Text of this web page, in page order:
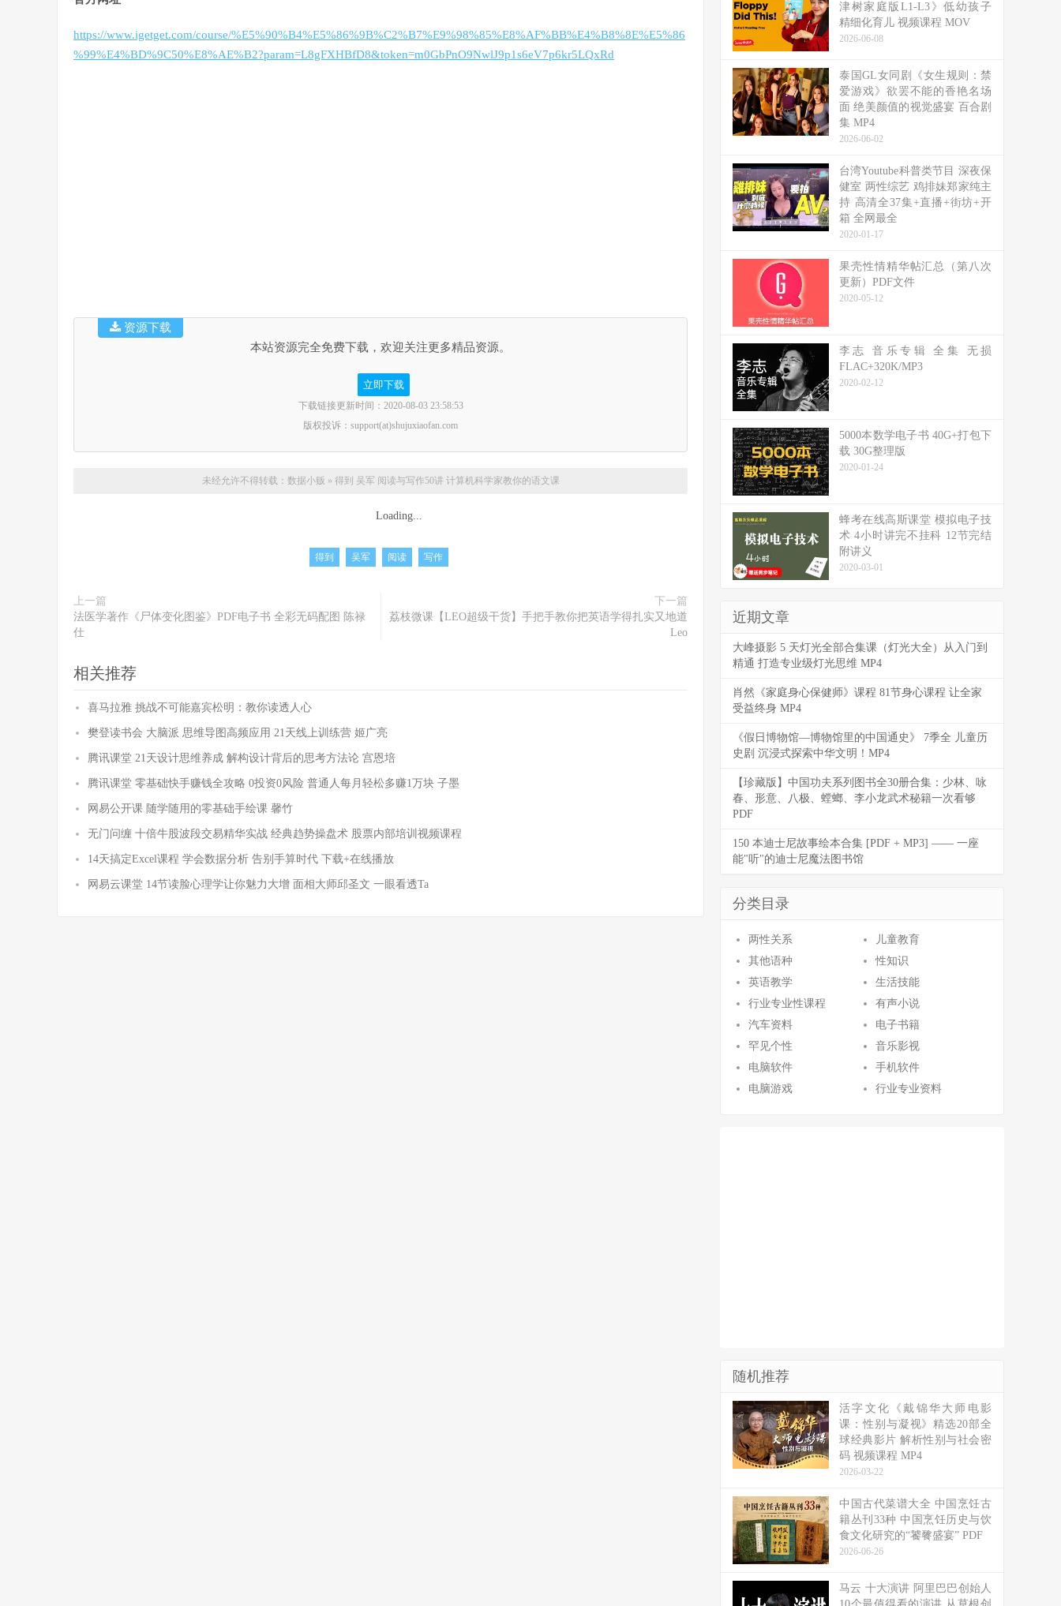
https://www.igetget.com/course/%E5%90%B4%E5%86%9B%C2%B7%E9%98%85%E8%AF%BB%E4%B8%8E%E5%86
%99%E4%BD%9C50%E8%AE%B2?param=L8gFXHBfD8&token=m0GbPnO9NwlJ9p1s6eV7p6kr5LQxRd
本站资源完全免费下载，欢迎关注更多精品资源。
立即下载
下载链接更新时间：2020-08-03 23:58:53
版权投诉：support(at)shujuxiaofan.com
资源下载
未经允许不得转载： 数据小贩 » 得到 吴军 阅读与写作50讲 计算机科学家教你的语文课
Loading...
得到 吴军 阅读 写作
上一篇
法医学著作《尸体变化图鉴》PDF电子书 全彩无码配图 陈禄
仕
下一篇
荔枝微课【LEO超级干货】手把手教你把英语学得扎实又地道
Leo
相关推荐
喜马拉雅 挑战不可能嘉宾松明：教你读透人心
樊登读书会 大脑派 思维导图高频应用 21天线上训练营 姬广亮
腾讯课堂 21天设计思维养成 解构设计背后的思考方法论 宫恩培
腾讯课堂 零基础快手赚钱全攻略 0投资0风险 普通人每月轻松多赚1万块 子墨
网易公开课 随学随用的零基础手绘课 馨竹
无门问缠 十倍牛股波段交易精华实战 经典趋势操盘术 股票内部培训视频课程
14天搞定Excel课程 学会数据分析 告别手算时代 下载+在线播放
网易云课堂 14节读脸心理学让你魅力大增 面相大师邱圣文 一眼看透Ta
津树家庭版L1-L3》低幼孩子
精细化育儿 视频课程 MOV
2026-06-08
泰国GL女同剧《女生规则：禁
爱游戏》欲罢不能的香艳名场
面 绝美颜值的视觉盛宴 百合剧
集 MP4
2026-06-02
台湾Youtube科普类节目 深夜保
健室 两性综艺 鸡排妹郑家纯主
持 高清全37集+直播+街坊+开
箱 全网最全
2020-01-17
果壳性情精华帖汇总（第八次
更新）PDF文件
2020-05-12
李志 音乐专辑 全集 无损
FLAC+320K/MP3
2020-02-12
5000本数学电子书 40G+打包下
载 30G整理版
2020-01-24
蜂考在线高斯课堂 模拟电子技
术 4小时讲完不挂科 12节完结
附讲义
2020-03-01
近期文章
大峰摄影 5 天灯光全部合集课（灯光大全）从入门到
精通 打造专业级灯光思维 MP4
肖然《家庭身心保健师》课程 81节身心课程 让全家
受益终身 MP4
《假日博物馆—博物馆里的中国通史》 7季全 儿童历
史剧 沉浸式探索中华文明！MP4
【珍藏版】中国功夫系列图书全30册合集：少林、咏
春、形意、八极、螳螂、李小龙武术秘籍一次看够
PDF
150 本迪士尼故事绘本合集 [PDF + MP3] —— 一座
能"听"的迪士尼魔法图书馆
分类目录
两性关系
儿童教育
其他语种
性知识
英语教学
生活技能
行业专业性课程
有声小说
汽车资料
电子书籍
罕见个性
音乐影视
电脑软件
手机软件
电脑游戏
行业专业资料
随机推荐
活字文化《戴锦华大师电影
课：性别与凝视》精选20部全
球经典影片 解析性别与社会密
码 视频课程 MP4
2026-03-22
中国古代菜谱大全 中国烹饪古
籍丛刊33种 中国烹饪历史与饮
食文化研究的“饕餮盛宴” PDF
2026-06-26
马云 十大演讲 阿里巴巴创始人